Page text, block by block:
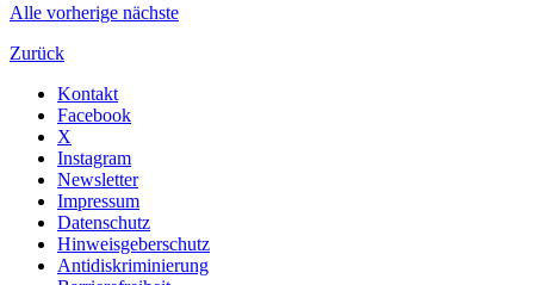
Alle vorherige nächste
Zurück
Kontakt
Facebook
X
Instagram
Newsletter
Impressum
Datenschutz
Hinweisgeberschutz
Antidiskriminierung